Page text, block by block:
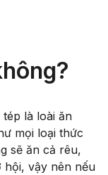
là loài ăn
mọi loại thức
sẽ ăn cả rêu,
hội, vậy nên nếu